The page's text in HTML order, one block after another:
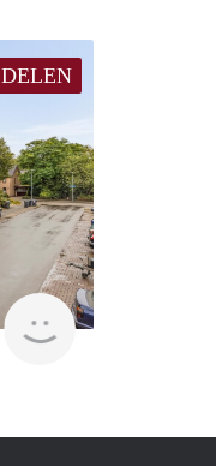
DELEN
Vast & Goed